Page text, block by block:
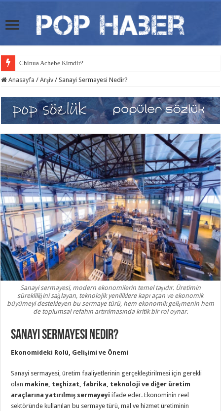
Chinua Achebe Kimdir?
Anasayfa / Arşiv / Sanayi Sermayesi Nedir?
Sanayi sermayesi, modern ekonomilerin temel taşıdır. Üretimin
sürekliliğini sağlayan, teknolojik yeniliklere kapı açan ve ekonomik
büyümeyi destekleyen bu sermaye türü, hem ekonomik gelişmenin hem
de toplumsal refahın artırılmasında kritik bir rol oynar.
Sanayi Sermayesi Nedir?
Ekonomideki Rolü, Gelişimi ve Önemi
Sanayi sermayesi, üretim faaliyetlerinin gerçekleştirilmesi için gerekli
olan makine, teçhizat, fabrika, teknoloji ve diğer üretim
araçlarına yatırılmış sermayeyi ifade eder. Ekonominin reel
sektöründe kullanılan bu sermaye türü, mal ve hizmet üretiminin